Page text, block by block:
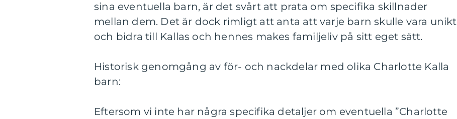
sina eventuella barn, är det svårt att prata om specifika skillnader
mellan dem. Det är dock rimligt att anta att varje barn skulle vara unikt
och bidra till Kallas och hennes makes familjeliv på sitt eget sätt.
Historisk genomgång av för- och nackdelar med olika Charlotte Kalla
barn:
Eftersom vi inte har några specifika detaljer om eventuella ”Charlotte